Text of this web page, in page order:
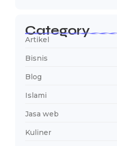
Category
Artikel
Bisnis
Blog
Islami
Jasa web
Kuliner